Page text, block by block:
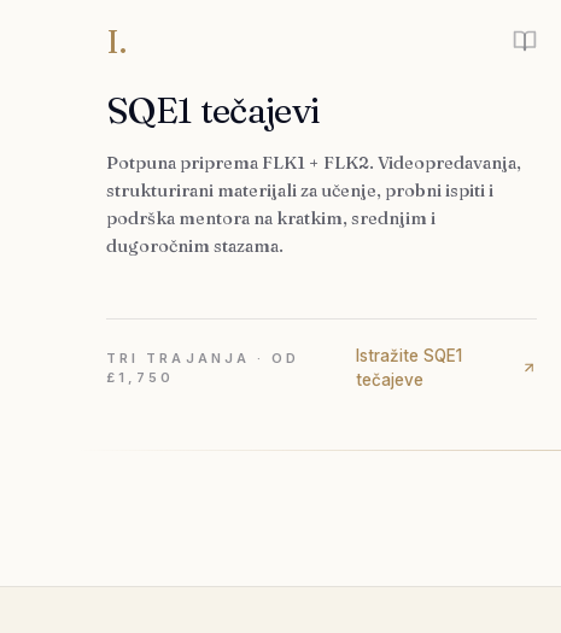
I.
SQE1 tečajevi
Potpuna priprema FLK1 + FLK2. Videopredavanja,
strukturirani materijali za učenje, probni ispiti i
podrška mentora na kratkim, srednjim i
dugoročnim stazama.
TRI TRAJANJA · OD
£1,750
Istražite SQE1
tečajeve